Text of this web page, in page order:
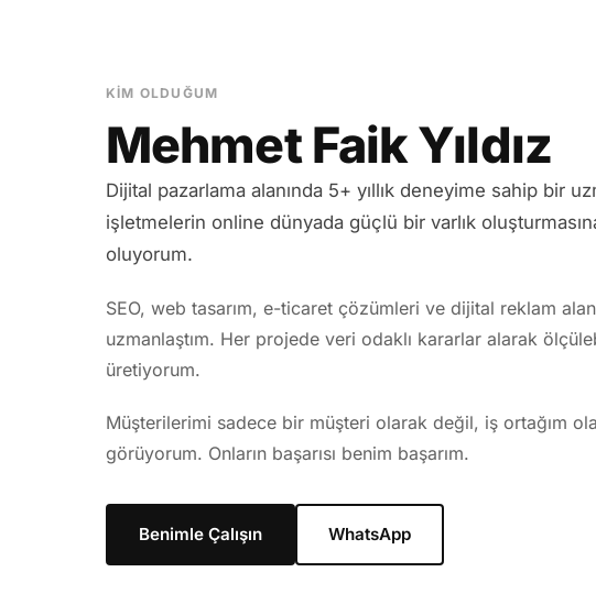
KIM OLDUĞUM
Mehmet Faik Yıldız
Dijital pazarlama alanında 5+ yıllık deneyime sahip bir
işletmelerin online dünyada güçlü bir varlık
oluyorum.
SEO, web tasarım, e-ticaret çözümleri ve dijital reklam
uzmanlaştım. Her projede veri odaklı kararlar alarak
üretiyorum.
Müşterilerimi sadece bir müşteri olarak değil, iş ortağım
görüyorum. Onların başarısı benim başarım.
Benimle Çalışın WhatsApp